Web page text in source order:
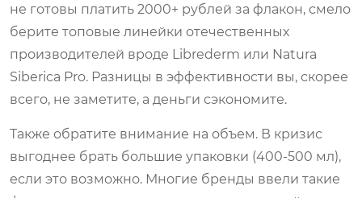
не готовы платить 2000+ рублей за флакон, смело
берите топовые линейки отечественных
производителей вроде Librederm или Natura
Siberica Pro. Разницы в эффективности вы, скорее
всего, не заметите, а деньги сэкономите.
Также обратите внимание на объем. В кризис
выгоднее брать большие упаковки (400-500 мл),
если это возможно. Многие бренды ввели такие